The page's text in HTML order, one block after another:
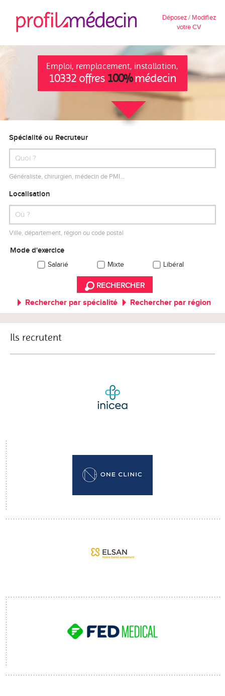
Déposez / Modifiez
votre CV
Emploi, remplacement, installation,
10332 offres 100%médecin
Spécialité ou Recruteur
Généraliste, chirurgien, médecin de PMI…
Localisation
Ville, département, région ou code postal
Mode d'exercice
Salarié Mixte Libéral
RECHERCHER
Rechercher par spécialité Rechercher par région
Ils recrutent